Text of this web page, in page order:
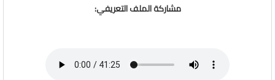
مشاركة الملف التعريفي: